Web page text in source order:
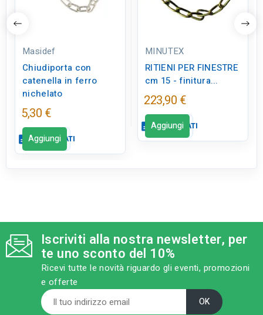
Masidef
Chiudiporta con
catenella in ferro
nichelato
5,30 €
descriptionSCHEDA DATI
Disponibile in negozio
Aggiungi
MINUTEX
RITIENI PER FINESTRE
cm 15 - finitura...
223,90 €
descriptionSCHEDA DATI
category
MODELLO
cm 15 - finitura
nichelata
CATEGORIA PRODOTTO
Bloccaporte,finestre,s
Aggiungi
Iscriviti alla nostra newsletter, per
te uno sconto del 10%
Ricevi tutte le novità riguardo gli eventi, promozioni
e offerte